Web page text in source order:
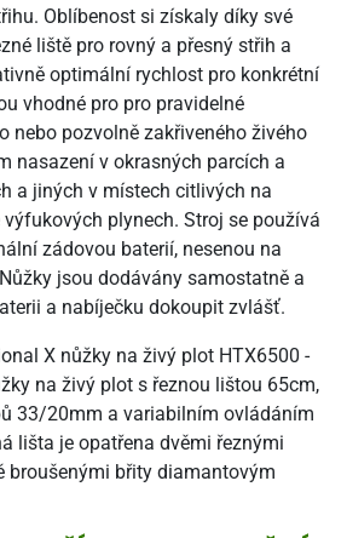
Oblíbenost si získaly díky své
liště pro rovný a přesný střih a
optimální rychlost pro konkrétní
vhodné pro pro pravidelné
nebo pozvolně zakřiveného živého
nasazení v okrasných parcích a
a jiných v místech citlivých na
plynech. Stroj se používá
zádovou baterií, nesenou na
jsou dodávány samostatně a
a nabíječku dokoupit zvlášť.
X nůžky na živý plot HTX6500 -
na živý plot s řeznou lištou 65cm,
33/20mm a variabilním ovládáním
lišta je opatřena dvěmi řeznými
broušenými břity diamantovým